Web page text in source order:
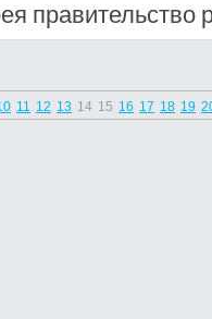
правительство
11 12 13 14 15 16 17 18 19